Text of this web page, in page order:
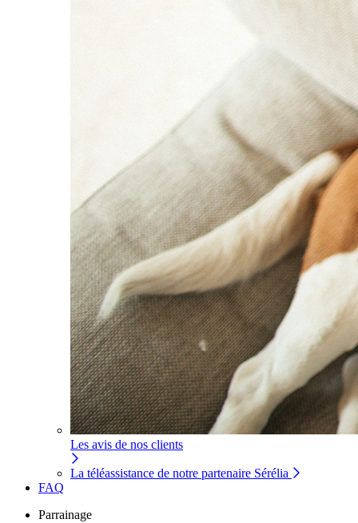
Les avis de nos clients
La téléassistance de notre partenaire Sérélia
FAQ
Parrainage